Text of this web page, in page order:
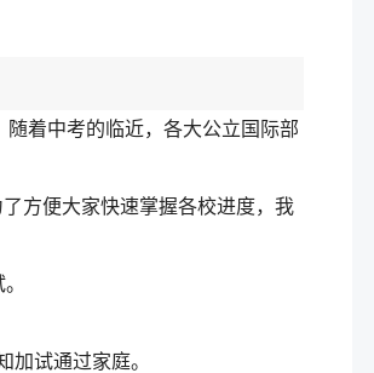
着中考的临近，各大公立国际部
方便大家快速掌握各校进度，我
加试通过家庭。